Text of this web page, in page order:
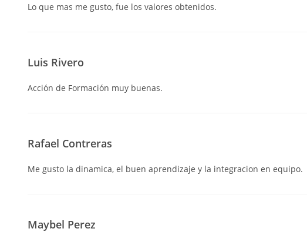
Lo que mas me gusto, fue los valores obtenidos.
Luis Rivero
Acción de Formación muy buenas.
Rafael Contreras
Me gusto la dinamica, el buen aprendizaje y la integracion en equipo.
Maybel Perez